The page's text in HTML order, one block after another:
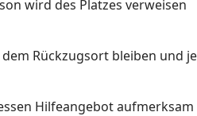
wird des Platzes verweisen
Rückzugsort bleiben und
Hilfeangebot